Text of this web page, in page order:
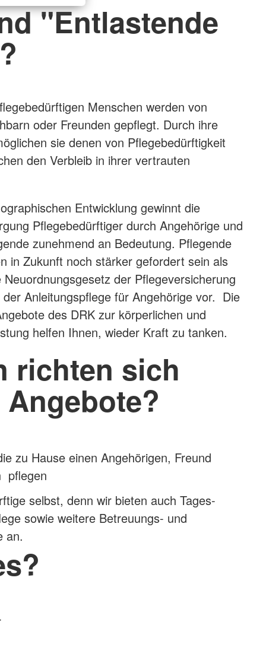
"Entlastende
Menschen werden von
oder Freunden gepflegt. Durch ihre
sie denen von Pflegebedürftigkeit
den Verbleib in ihrer vertrauten
Entwicklung gewinnt die
Pflegebedürftiger durch Angehörige und
zunehmend an Bedeutung. Pflegende
in Zukunft noch stärker gefordert sein als
der Pflegeversicherung
Anleitungspflege für Angehörige vor. Die
des DRK zur körperlichen und
helfen Ihnen, wieder Kraft zu tanken.
richten sich
zu Hause einen Angehörigen, Freund
pflegen
selbst, denn wir bieten auch Tages-
sowie weitere Betreuungs- und
an.